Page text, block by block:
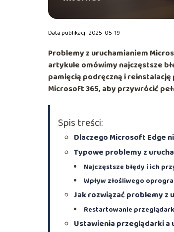
Data publikacji: 2025-05-19
Problemy z uruchamianiem
artykule omówimy najczęstsze
pamięcią podręczną i
Microsoft 365, aby przywrócić
Spis treści:
Dlaczego Microsoft Edge
Typowe problemy z
Najczęstsze błędy i ich
Wpływ złośliwego
Jak rozwiązać problemy z
Restartowanie
Ustawienia przeglądarki a